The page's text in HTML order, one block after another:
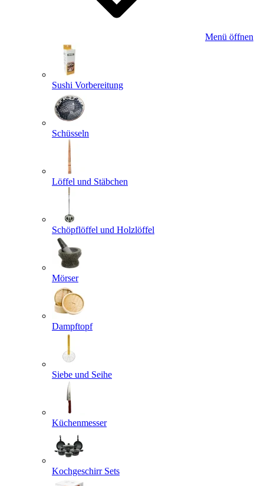
Menü öffnen
Sushi Vorbereitung
Schüsseln
Löffel und Stäbchen
Schöpflöffel und Holzlöffel
Mörser
Dampftopf
Siebe und Seihe
Küchenmesser
Kochgeschirr Sets